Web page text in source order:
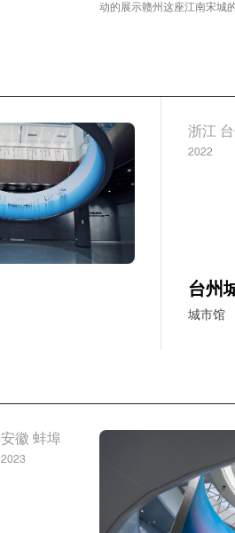
动的展示赣州这座江南宋城
浙江 台
2022
台州
城市馆
安徽 蚌埠
2023